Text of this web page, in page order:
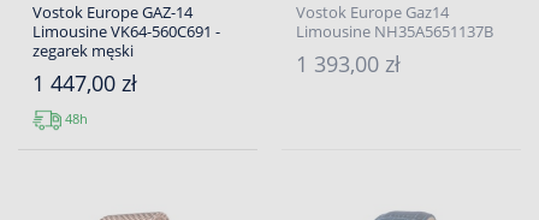
Vostok Europe GAZ-14
Limousine VK64-560C691 -
zegarek męski
1 447,00 zł
48h
Vostok Europe Gaz14
Limousine NH35A5651137B
1 393,00 zł